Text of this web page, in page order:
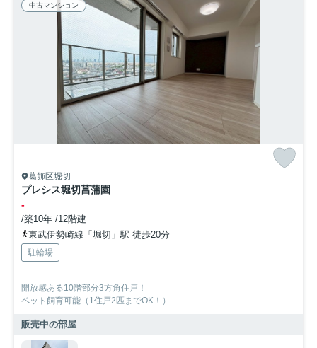
中古マンション
葛飾区堀切
プレシス堀切菖蒲園
-
/築10年 /12階建
東武伊勢崎線「堀切」駅 徒歩20分
駐輪場
開放感ある10階部分3方角住戸！
ペット飼育可能（1住戸2匹までOK！）
販売中の部屋